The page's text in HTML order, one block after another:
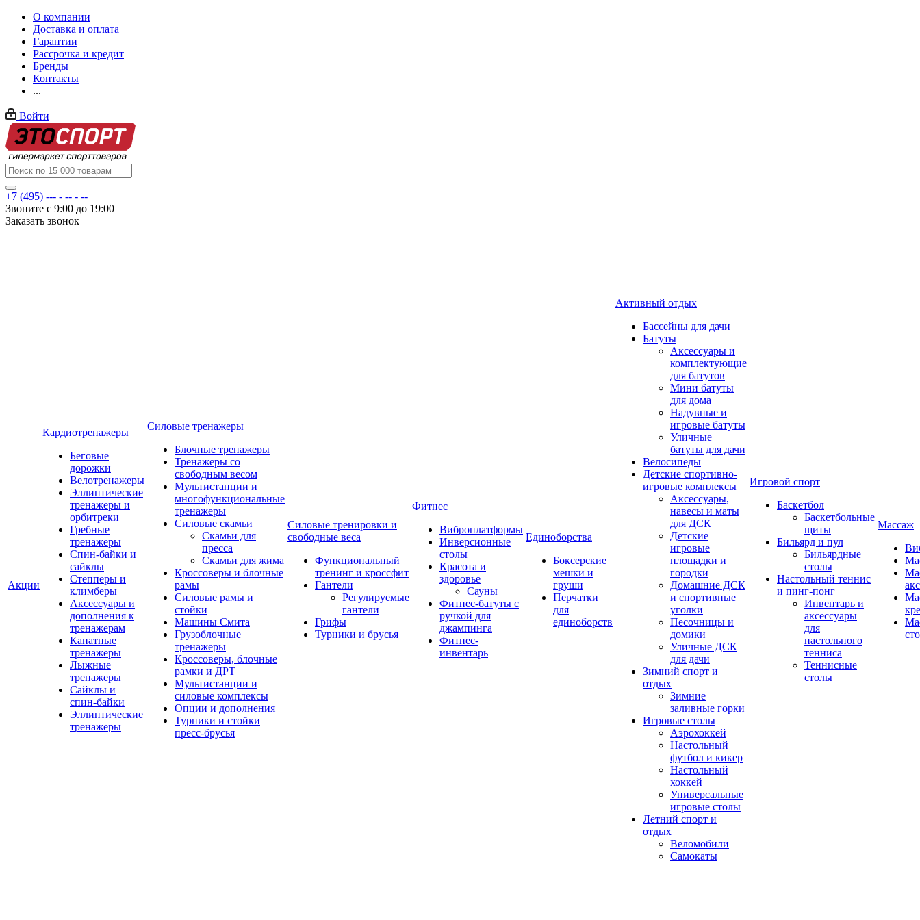
О компании
Доставка и оплата
Гарантии
Рассрочка и кредит
Бренды
Контакты
...
Войти
+7 (495) --- - -- - --
Звоните с 9:00 до 19:00
Заказать звонок
Акции
Кардиотренажеры
Беговые
дорожки
Велотренажеры
Эллиптические
тренажеры и
орбитреки
Гребные
тренажеры
Спин-байки и
сайклы
Степперы и
климберы
Аксессуары и
дополнения к
тренажерам
Канатные
тренажеры
Лыжные
тренажеры
Сайклы и
спин-байки
Эллиптические
тренажеры
Силовые тренажеры
Блочные тренажеры
Тренажеры со
свободным весом
Мультистанции и
многофункциональные
тренажеры
Силовые скамьи
Скамьи для
пресса
Скамьи для жима
Кроссоверы и блочные
рамы
Силовые рамы и
стойки
Машины Смита
Грузоблочные
тренажеры
Кроссоверы, блочные
рамки и ДРТ
Мультистанции и
силовые комплексы
Опции и дополнения
Турники и стойки
пресс-брусья
Силовые тренировки и
свободные веса
Функциональный
тренинг и кроссфит
Гантели
Регулируемые
гантели
Грифы
Турники и брусья
Фитнес
Виброплатформы
Инверсионные
столы
Красота и
здоровье
Сауны
Фитнес-батуты с
ручкой для
джампинга
Фитнес-
инвентарь
Единоборства
Боксерские
мешки и
груши
Перчатки
для
единоборств
Активный отдых
Бассейны для дачи
Батуты
Аксессуары и
комплектующие
для батутов
Мини батуты
для дома
Надувные и
игровые батуты
Уличные
батуты для дачи
Велосипеды
Детские спортивно-
игровые комплексы
Аксессуары,
навесы и маты
для ДСК
Детские
игровые
площадки и
городки
Домашние ДСК
и спортивные
уголки
Песочницы и
домики
Уличные ДСК
для дачи
Зимний спорт и
отдых
Зимние
заливные горки
Игровые столы
Аэрохоккей
Настольный
футбол и кикер
Настольный
хоккей
Универсальные
игровые столы
Летний спорт и
отдых
Веломобили
Самокаты
Игровой спорт
Баскетбол
Баскетбольные
щиты
Бильярд и пул
Бильярдные
столы
Настольный теннис
и пинг-понг
Инвентарь и
аксессуары
для
настольного
тенниса
Теннисные
столы
Массаж